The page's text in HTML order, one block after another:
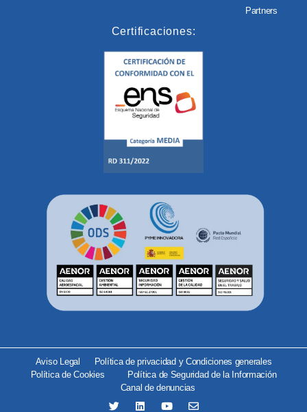
Partners
Certificaciones:
Aviso Legal
Política de privacidad y Condiciones generales
Política de Cookies
Política de Seguridad de la Información
Canal de denuncias